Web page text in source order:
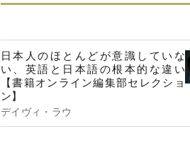
日本人のほとんどが意識していな
い、英語と日本語の根本的な違い
【書籍オンライン編集部セレクショ
ン】
デイヴィ・ラウ